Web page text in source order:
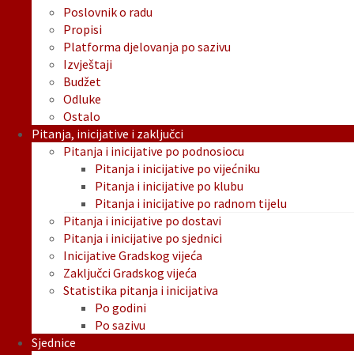
Poslovnik o radu
Propisi
Platforma djelovanja po sazivu
Izvještaji
Budžet
Odluke
Ostalo
Pitanja, inicijative i zaključci
Pitanja i inicijative po podnosiocu
Pitanja i inicijative po vijećniku
Pitanja i inicijative po klubu
Pitanja i inicijative po radnom tijelu
Pitanja i inicijative po dostavi
Pitanja i inicijative po sjednici
Inicijative Gradskog vijeća
Zaključci Gradskog vijeća
Statistika pitanja i inicijativa
Po godini
Po sazivu
Sjednice